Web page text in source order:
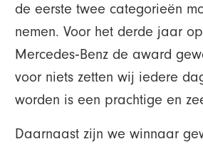
de eerste twee categorieën
nemen. Voor het derde jaar
Mercedes‑Benz de award
voor niets zetten wij iedere
worden is een prachtige en
Daarnaast zijn we winnaar